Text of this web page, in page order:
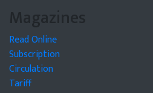
Magazines
Read Online
Subscription
Circulation
Tariff